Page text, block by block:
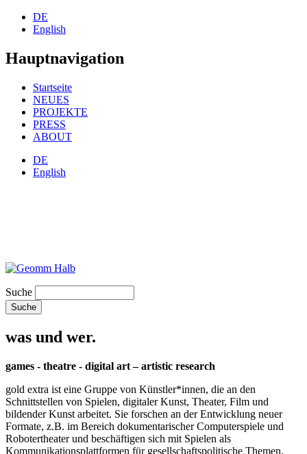
DE
English
Hauptnavigation
Startseite
NEUES
PROJEKTE
PRESS
ABOUT
DE
English
Suche
was und wer.
games - theatre - digital art – artistic research
gold extra ist eine Gruppe von Künstler*innen, die an den
Schnittstellen von Spielen, digitaler Kunst, Theater, Film und
bildender Kunst arbeitet. Sie forschen an der Entwicklung neuer
Formate, z.B. im Bereich dokumentarischer Computerspiele und
Robotertheater und beschäftigen sich mit Spielen als
Kommunikationsplattformen für gesellschaftspolitische Themen.